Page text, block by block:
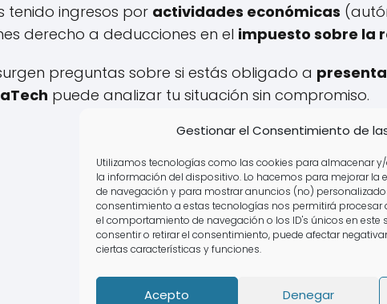
Gestionar el Consentimiento de
Utilizamos tecnologías como las cookies para almacenar
la información del dispositivo. Lo hacemos para mejorar la
de navegación y para mostrar anuncios (no)
consentimiento a estas tecnologías nos permitirá procesar
el comportamiento de navegación o los ID's únicos en este
consentir o retirar el consentimiento, puede afectar
ciertas características y funciones.
Acepto Denegar
tenido ingresos por actividades económicas
derecho a deducciones en el impuesto sobre la
preguntas sobre si estás obligado a
puede analizar tu situación sin compromiso.